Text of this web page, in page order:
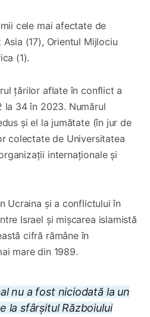
cele mai afectate de
(17), Orientul Mijlociu
(1).
țărilor aflate în conflict a
la 34 în 2023. Numărul
şi el la jumătate (în jur de
colectate de Universitatea
internaționale şi
Ucraina şi a conflictului în
Israel şi mișcarea islamistă
cifră rămâne în
mare din 1989.
nu a fost niciodată la un
la sfârșitul Războiului